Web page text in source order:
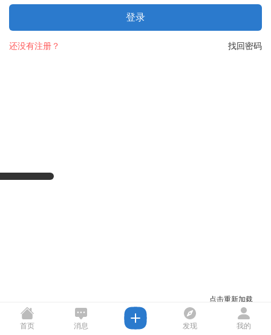
登录
找回密码
还没有注册？
点击重新加载
首页 消息 发现 我的